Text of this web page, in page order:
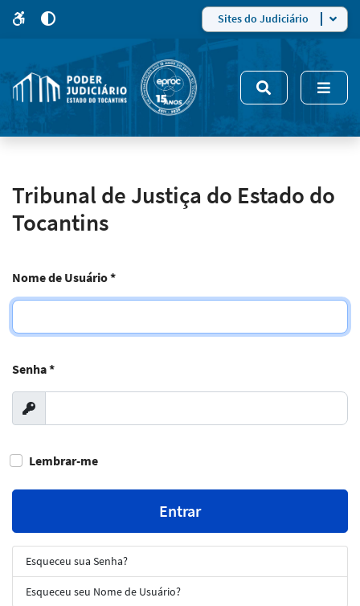
para
site
5
modo
de
alto
Sites do Judiciário
Tribunal de Justiça do Estado do
Tocantins
Nome de Usuário*
Senha*
Exibir
Lembrar-me
Entrar
Esqueceu sua Senha?
Esqueceu seu Nome de Usuário?